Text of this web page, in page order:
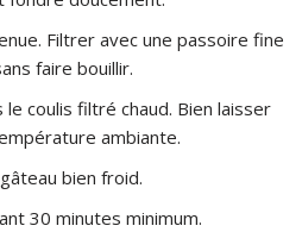
Filtrer avec une passoire fine
faire bouillir.
coulis filtré chaud. Bien laisser
ambiante.
bien froid.
30 minutes minimum.